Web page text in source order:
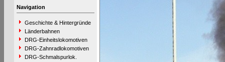
Navigation
Geschichte & Hintergründe
Länderbahnen
DRG-Einheitslokomotiven
DRG-Zahnradlokomotiven
DRG-Schmalspurlok.